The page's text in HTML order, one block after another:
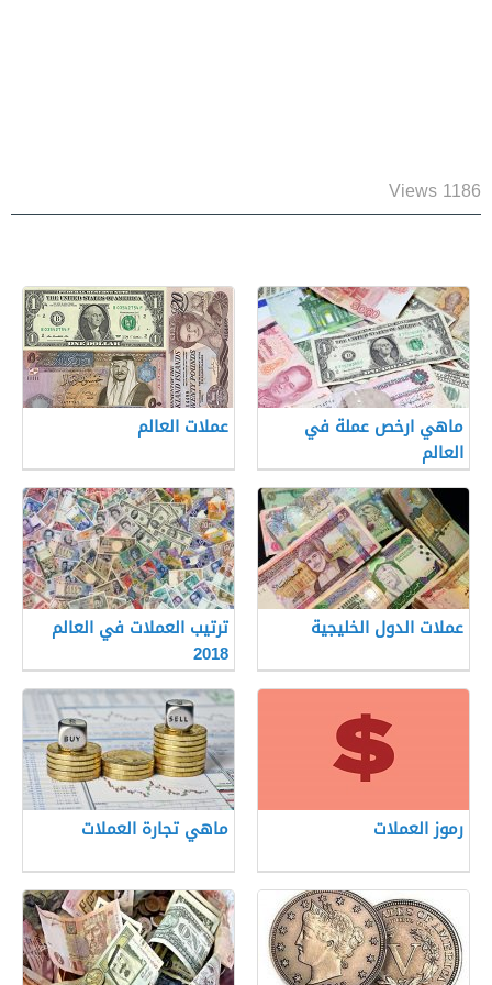
1186 Views
ماهي ارخص عملة في
العالم
عملات العالم
عملات الدول الخليجية
ترتيب العملات في العالم
2018
رموز العملات ماهي تجارة العملات